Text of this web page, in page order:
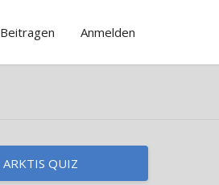
Beitragen Anmelden
ARKTIS QUIZ